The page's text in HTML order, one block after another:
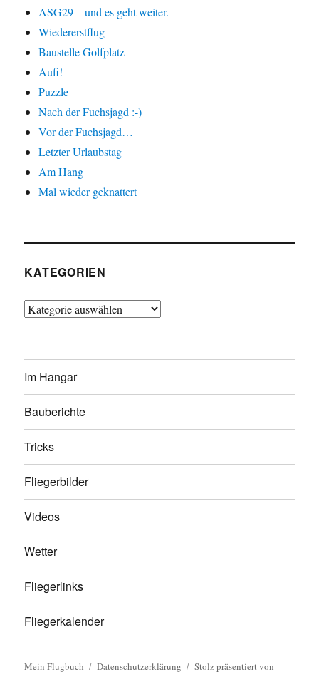
ASG29 – und es geht weiter.
Wiedererstflug
Baustelle Golfplatz
Aufi!
Puzzle
Nach der Fuchsjagd :-)
Vor der Fuchsjagd…
Letzter Urlaubstag
Am Hang
Mal wieder geknattert
KATEGORIEN
Kategorien
Im Hangar
Bauberichte
Tricks
Fliegerbilder
Videos
Wetter
Fliegerlinks
Fliegerkalender
Mein Flugbuch Datenschutzerklärung
Stolz präsentiert von